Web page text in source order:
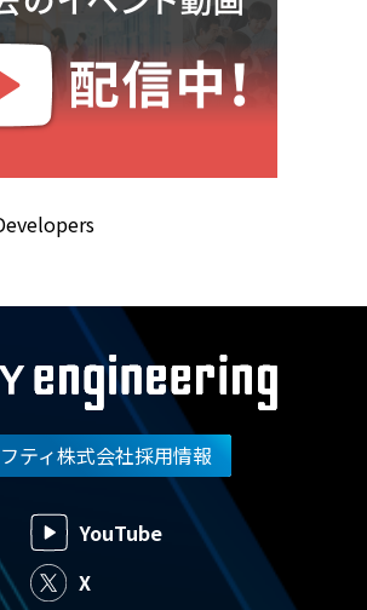
ティ株式会社採用情報
YouTube
X